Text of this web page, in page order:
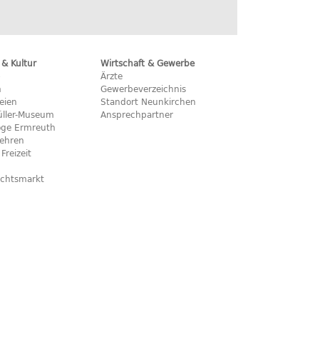
& Kultur
Museum
Ermreuth
Wirtschaft & Gewerbe
Ärzte
Gewerbeverzeichnis
Standort Neunkirchen
Ansprechpartner